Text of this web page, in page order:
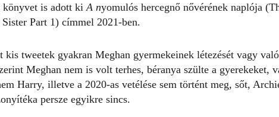
is adott ki A nyomulós hercegnő nővérének naplója (
Part 1) címmel 2021-ben.
kis tweetek gyakran Meghan gyermekeinek létezését vagy
Meghan nem is volt terhes, béranya szülte a gyerekeket,
Harry, illetve a 2020-as vetélése sem történt meg, sőt,
persze egyikre sincs.